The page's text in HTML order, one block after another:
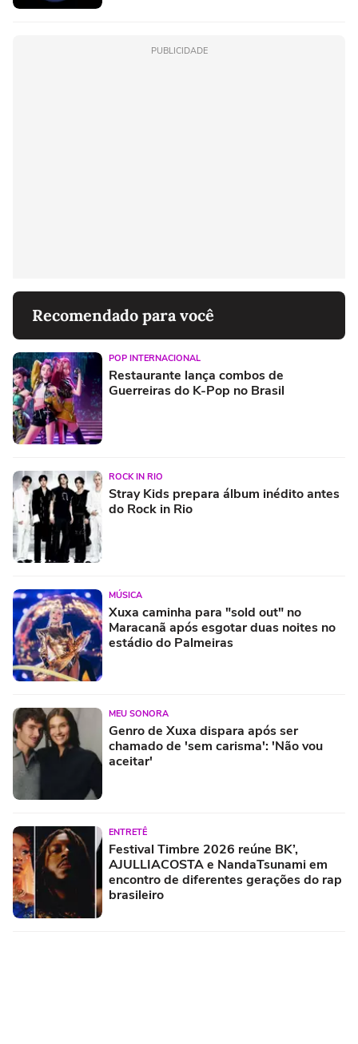
PUBLICIDADE
Recomendado para você
POP INTERNACIONAL
Restaurante lança combos de
Guerreiras do K-Pop no Brasil
ROCK IN RIO
Stray Kids prepara álbum inédito antes
do Rock in Rio
MÚSICA
Xuxa caminha para "sold out" no
Maracanã após esgotar duas noites no
estádio do Palmeiras
MEU SONORA
Genro de Xuxa dispara após ser
chamado de 'sem carisma': 'Não vou
aceitar'
ENTRETÊ
Festival Timbre 2026 reúne BK’,
AJULLIACOSTA e NandaTsunami em
encontro de diferentes gerações do rap
brasileiro